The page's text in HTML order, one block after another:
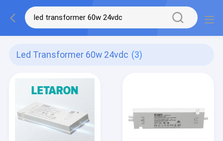
Led Transformer 60w 24vdc (3)